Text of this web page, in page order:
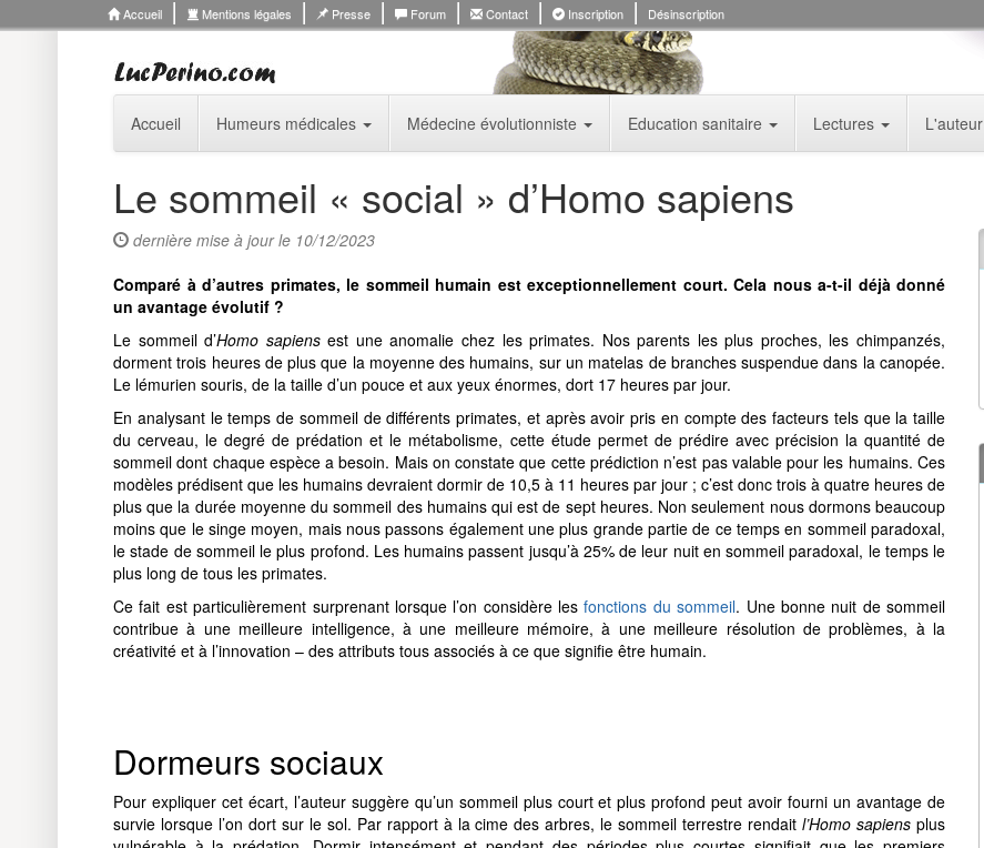
Accueil Mentions légales Presse Forum Contact Inscription Désinscription
Accueil Humeurs médicales Médecine évolutionniste Education sanitaire Lectures L'auteur
Le sommeil « social » d’Homo sapiens
dernière mise à jour le 10/12/2023
Comparé à d’autres primates, le sommeil humain est exceptionnellement court. Cela nous a-t-il déjà donné
un avantage évolutif ?
Le sommeil d’Homo sapiensest une anomalie chez les primates. Nos parents les plus proches, les chimpanzés,
dorment trois heures de plus que la moyenne des humains, sur un matelas de branches suspendue dans la canopée.
Le lémurien souris, de la taille d’un pouce et aux yeux énormes, dort 17 heures par jour.
En analysant le temps de sommeil de différents primates, et après avoir pris en compte des facteurs tels que la taille
du cerveau, le degré de prédation et le métabolisme, cette étude permet de prédire avec précision la quantité de
sommeil dont chaque espèce a besoin. Mais on constate que cette prédiction n’est pas valable pour les humains. Ces
modèles prédisent que les humains devraient dormir de 10,5 à 11 heures par jour ; c’est donc trois à quatre heures de
plus que la durée moyenne du sommeil des humains qui est de sept heures. Non seulement nous dormons beaucoup
moins que le singe moyen, mais nous passons également une plus grande partie de ce temps en sommeil paradoxal,
le stade de sommeil le plus profond. Les humains passent jusqu’à 25% de leur nuit en sommeil paradoxal, le temps le
plus long de tous les primates.
Ce fait est particulièrement surprenant lorsque l’on considère les fonctions du sommeil. Une bonne nuit de sommeil
contribue à une meilleure intelligence, à une meilleure mémoire, à une meilleure résolution de problèmes, à la
créativité et à l’innovation – des attributs tous associés à ce que signifie être humain.
Dormeurs sociaux
Pour expliquer cet écart, l’auteur suggère qu’un sommeil plus court et plus profond peut avoir fourni un avantage de
survie lorsque l’on dort sur le sol. Par rapport à la cime des arbres, le sommeil terrestre rendaitl’Homo sapiensplus